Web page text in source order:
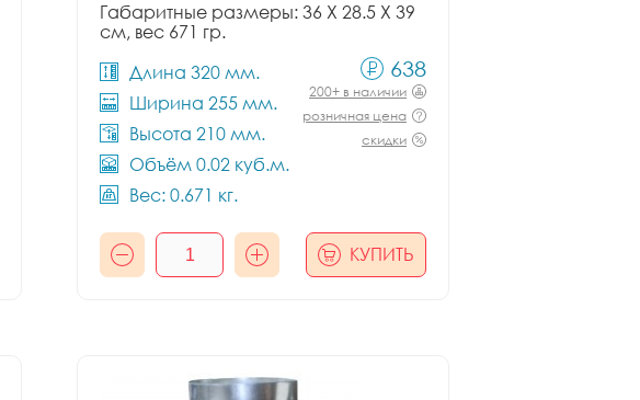
Габаритные размеры: 36 X 28.5 X 39
см, вес 671 гр.
Длина 320 мм.
Ширина 255 мм.
Высота 210 мм.
Объём 0.02 куб.м.
Вес: 0.671 кг.
638
200+ в наличии
розничная цена
скидки
КУПИТЬ